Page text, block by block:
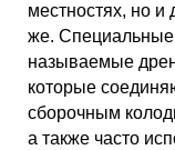
местностях, но и
же.
называемые
которые
сборочным
а также часто